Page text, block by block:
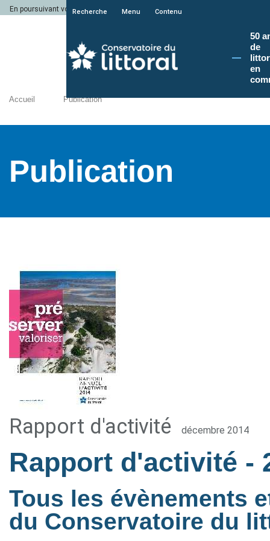
En poursuivant votre navigation sur le site du Conservatoire du littoral, vous
Recherche Menu Contenu
50
de
en
Accueil Publication
Publication
Rapport d'activité décembre 2014
Rapport d'activité -
Tous les évènements
du Conservatoire du